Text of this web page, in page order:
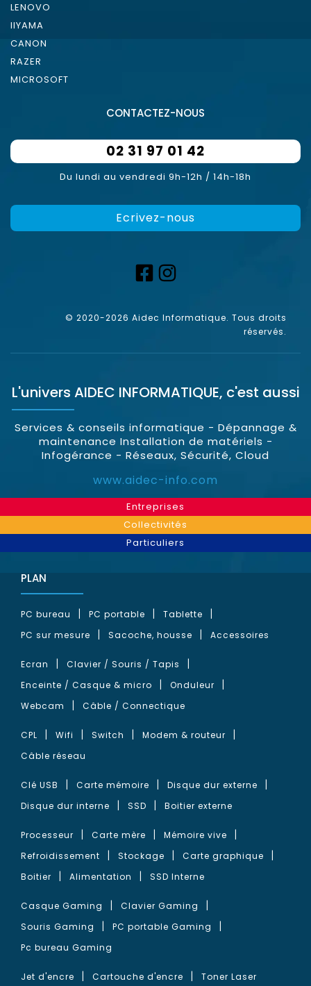
LENOVO
IIYAMA
CANON
RAZER
MICROSOFT
CONTACTEZ-NOUS
02 31 97 01 42
Du lundi au vendredi 9h-12h / 14h-18h
Ecrivez-nous
© 2020-2026 Aidec Informatique. Tous droits
réservés.
L'univers AIDEC INFORMATIQUE, c'est aussi
Services & conseils informatique - Dépannage &
maintenance Installation de matériels -
Infogérance - Réseaux, Sécurité, Cloud
www.aidec-info.com
Entreprises
Collectivités
Particuliers
PLAN
PC bureau PC portable
Tablette
PC sur mesure
Sacoche, housse Accessoires
Ecran
Clavier / Souris / Tapis
Enceinte / Casque & micro
Onduleur
Webcam
Câble / Connectique
CPL Wifi Switch
Modem & routeur
Câble réseau
Clé USB Carte mémoire
Disque dur externe
Disque dur interne
SSD Boitier externe
Processeur Carte mère
Mémoire vive
Refroidissement
Stockage
Carte graphique
Boitier
Alimentation SSD Interne
Casque Gaming
Clavier Gaming
Souris Gaming
PC portable Gaming
Pc bureau Gaming
Jet d'encre Cartouche d'encre Toner Laser